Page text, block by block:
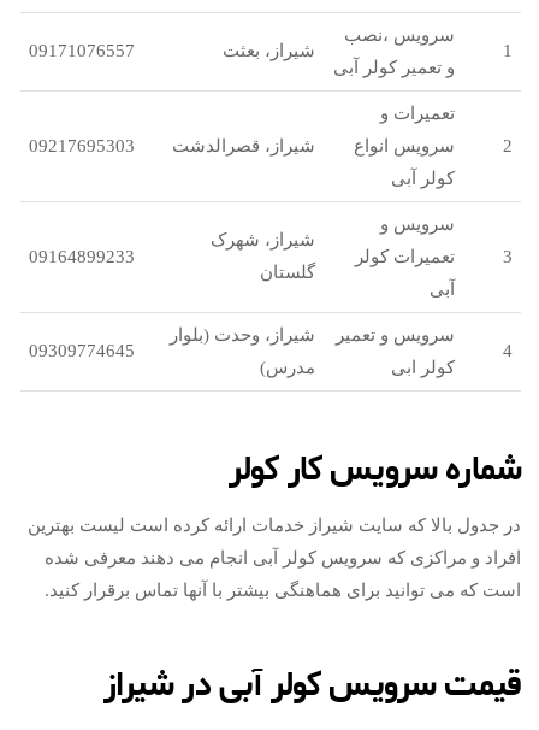
1
سرویس ،نصب
و تعمیر کولر آبی
شیراز، بعثت 09171076557
2
تعمیرات و
سرویس انواع
کولر آبی
شیراز، قصرالدشت 09217695303
3
سرویس و
تعمیرات کولر
آبی
شیراز، شهرک
گلستان
09164899233
4
سرویس و تعمیر
کولر ابی
شیراز، وحدت (بلوار
مدرس)
09309774645
شماره سرویس کار کولر
در جدول بالا که سایت شیراز خدمات ارائه کرده است لیست بهترین
افراد و مراکزی که سرویس کولر آبی انجام می دهند معرفی شده
است که می توانید برای هماهنگی بیشتر با آنها تماس برقرار کنید.
قیمت سرویس کولر آبی در شیراز